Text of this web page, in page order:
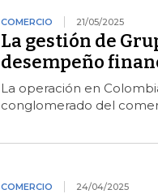
COMERCIO 21/05/2025
La gestión de
desempeño
La operación en
conglomerado del
COMERCIO 24/04/2025